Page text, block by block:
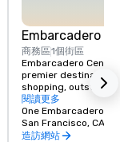
Embarcadero
商務區1個街區
Embarcadero Center
premier destination
shopping,
popular local events.
to explore our
independent film
other on-site
閱讀更多
One Embarcadero
San Francisco, CA,
造訪網站